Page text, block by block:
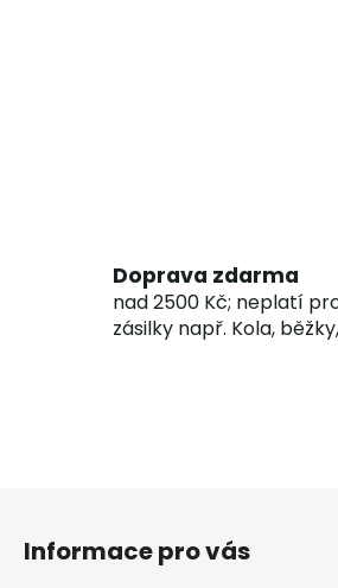
Doprava zdarma
nad 2500 Kč; neplatí
zásilky např. Kola,
Informace pro vás